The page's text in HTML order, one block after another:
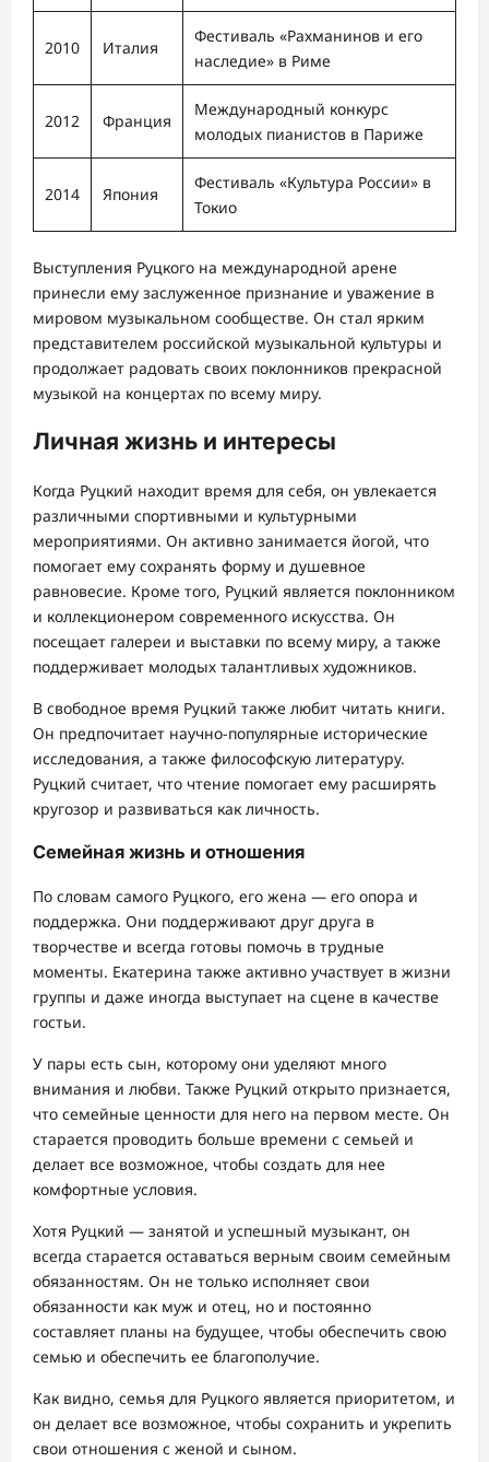
2010 Италия
Фестиваль «Рахманинов и его
наследие» в Риме
2012 Франция
Международный конкурс
молодых пианистов в Париже
2014 Япония
Фестиваль «Культура России» в
Токио
Выступления Руцкого на международной арене
принесли ему заслуженное признание и уважение в
мировом музыкальном сообществе. Он стал ярким
представителем российской музыкальной культуры и
продолжает радовать своих поклонников прекрасной
музыкой на концертах по всему миру.
Личная жизнь и интересы
Когда Руцкий находит время для себя, он увлекается
различными спортивными и культурными
мероприятиями. Он активно занимается йогой, что
помогает ему сохранять форму и душевное
равновесие. Кроме того, Руцкий является поклонником
и коллекционером современного искусства. Он
посещает галереи и выставки по всему миру, а также
поддерживает молодых талантливых художников.
В свободное время Руцкий также любит читать книги.
Он предпочитает научно-популярные исторические
исследования, а также философскую литературу.
Руцкий считает, что чтение помогает ему расширять
кругозор и развиваться как личность.
Семейная жизнь и отношения
По словам самого Руцкого, его жена — его опора и
поддержка. Они поддерживают друг друга в
творчестве и всегда готовы помочь в трудные
моменты. Екатерина также активно участвует в жизни
группы и даже иногда выступает на сцене в качестве
гостьи.
У пары есть сын, которому они уделяют много
внимания и любви. Также Руцкий открыто признается,
что семейные ценности для него на первом месте. Он
старается проводить больше времени с семьей и
делает все возможное, чтобы создать для нее
комфортные условия.
Хотя Руцкий — занятой и успешный музыкант, он
всегда старается оставаться верным своим семейным
обязанностям. Он не только исполняет свои
обязанности как муж и отец, но и постоянно
составляет планы на будущее, чтобы обеспечить свою
семью и обеспечить ее благополучие.
Как видно, семья для Руцкого является приоритетом, и
он делает все возможное, чтобы сохранить и укрепить
свои отношения с женой и сыном.